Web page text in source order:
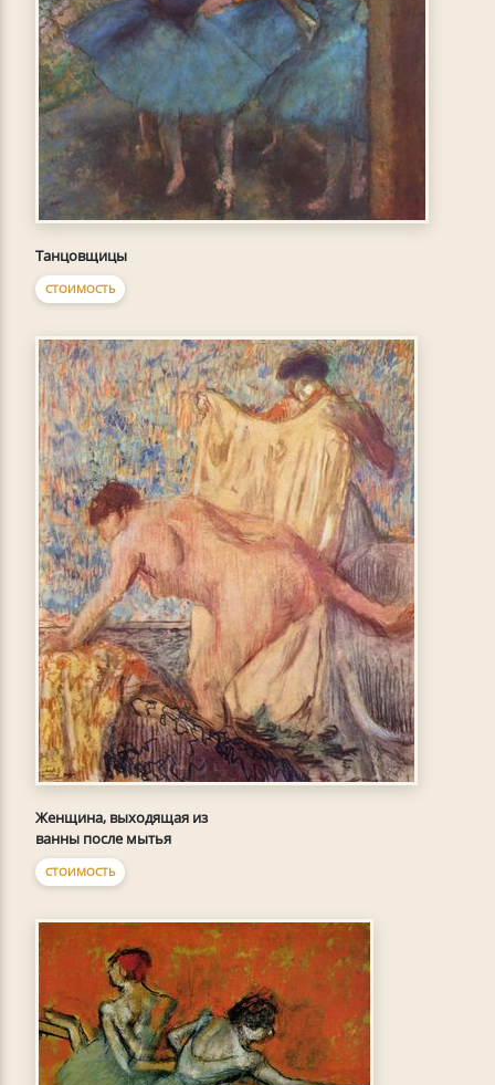
Танцовщицы
СТОИМОСТЬ
Женщина, выходящая из
ванны после мытья
СТОИМОСТЬ